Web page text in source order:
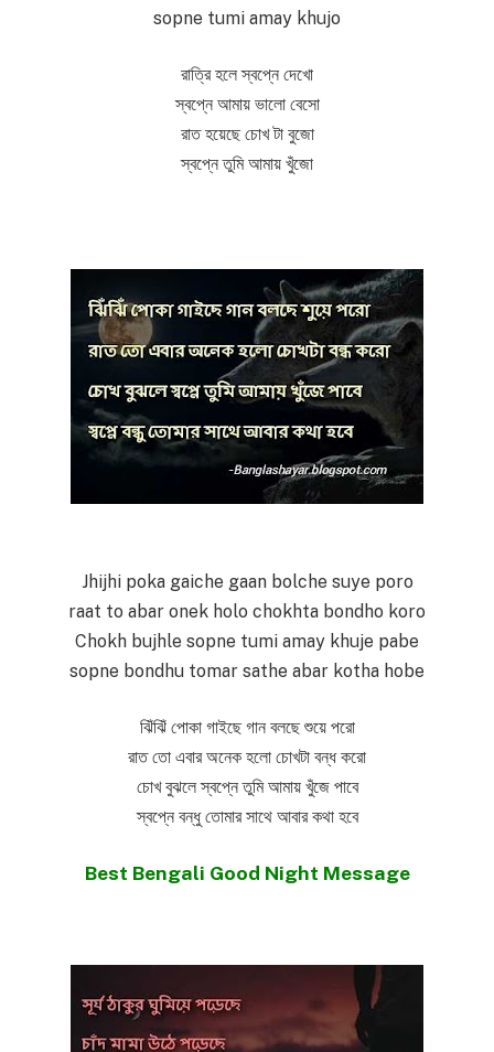
sopne tumi amay khujo
রাত্রি হলে স্বপ্নে দেখো
স্বপ্নে আমায় ভালো বেসো
রাত হয়েছে চোখ টা বুজো
স্বপ্নে তুমি আমায় খুঁজো
Jhijhi poka gaiche gaan bolche suye poro
raat to abar onek holo chokhta bondho koro
Chokh bujhle sopne tumi amay khuje pabe
sopne bondhu tomar sathe abar kotha hobe
ঝিঁঝিঁ পোকা গাইছে গান বলছে শুয়ে পরো
রাত তো এবার অনেক হলো চোখটা বন্ধ করো
চোখ বুঝলে স্বপ্নে তুমি আমায় খুঁজে পাবে
স্বপ্নে বন্ধু তোমার সাথে আবার কথা হবে
Best Bengali Good Night Message